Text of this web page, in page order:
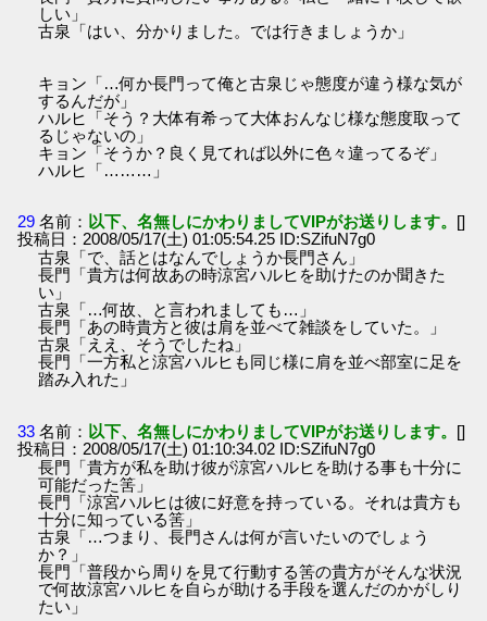
しい」
古泉「はい、分かりました。では行きましょうか」
キョン「…何か長門って俺と古泉じゃ態度が違う様な気が
するんだが」
ハルヒ「そう？大体有希って大体おんなじ様な態度取って
るじゃないの」
キョン「そうか？良く見てれば以外に色々違ってるぞ」
ハルヒ「………」
29 名前： 以下、名無しにかわりましてVIPがお送りします。 []
投稿日：2008/05/17(土) 01:05:54.25 ID:SZifuN7g0
古泉「で、話とはなんでしょうか長門さん」
長門「貴方は何故あの時涼宮ハルヒを助けたのか聞きた
い」
古泉「…何故、と言われましても…」
長門「あの時貴方と彼は肩を並べて雑談をしていた。」
古泉「ええ、そうでしたね」
長門「一方私と涼宮ハルヒも同じ様に肩を並べ部室に足を
踏み入れた」
33 名前： 以下、名無しにかわりましてVIPがお送りします。 []
投稿日：2008/05/17(土) 01:10:34.02 ID:SZifuN7g0
長門「貴方が私を助け彼が涼宮ハルヒを助ける事も十分に
可能だった筈」
長門「涼宮ハルヒは彼に好意を持っている。それは貴方も
十分に知っている筈」
古泉「…つまり、長門さんは何が言いたいのでしょう
か？」
長門「普段から周りを見て行動する筈の貴方がそんな状況
で何故涼宮ハルヒを自らが助ける手段を選んだのかがしり
たい」